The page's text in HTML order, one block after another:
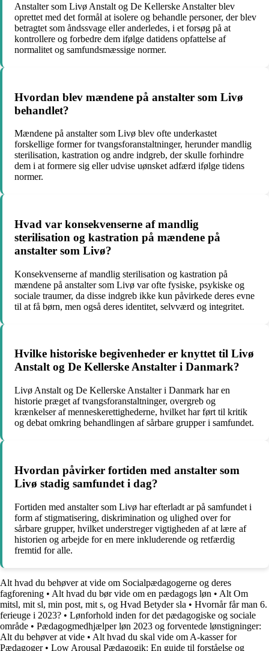
Anstalter som Livø Anstalt og De Kellerske Anstalter blev
oprettet med det formål at isolere og behandle personer, der blev
betragtet som åndssvage eller anderledes, i et forsøg på at
kontrollere og forbedre dem ifølge datidens opfattelse af
normalitet og samfundsmæssige normer.
Hvordan blev mændene på anstalter som Livø
behandlet?
Mændene på anstalter som Livø blev ofte underkastet
forskellige former for tvangsforanstaltninger, herunder mandlig
sterilisation, kastration og andre indgreb, der skulle forhindre
dem i at formere sig eller udvise uønsket adfærd ifølge tidens
normer.
Hvad var konsekvenserne af mandlig
sterilisation og kastration på mændene på
anstalter som Livø?
Konsekvenserne af mandlig sterilisation og kastration på
mændene på anstalter som Livø var ofte fysiske, psykiske og
sociale traumer, da disse indgreb ikke kun påvirkede deres evne
til at få børn, men også deres identitet, selvværd og integritet.
Hvilke historiske begivenheder er knyttet til Livø
Anstalt og De Kellerske Anstalter i Danmark?
Livø Anstalt og De Kellerske Anstalter i Danmark har en
historie præget af tvangsforanstaltninger, overgreb og
krænkelser af menneskerettighederne, hvilket har ført til kritik
og debat omkring behandlingen af sårbare grupper i samfundet.
Hvordan påvirker fortiden med anstalter som
Livø stadig samfundet i dag?
Fortiden med anstalter som Livø har efterladt ar på samfundet i
form af stigmatisering, diskrimination og ulighed over for
sårbare grupper, hvilket understreger vigtigheden af at lære af
historien og arbejde for en mere inkluderende og retfærdig
fremtid for alle.
Alt hvad du behøver at vide om Socialpædagogerne og deres
fagforening • Alt hvad du bør vide om en pædagogs løn • Alt Om
mitsl, mit sl, min post, mit s, og Hvad Betyder sla • Hvornår får man 6.
ferieuge i 2023? • Lønforhold inden for det pædagogiske og sociale
område • Pædagogmedhjælper løn 2023 og forventede lønstigninger:
Alt du behøver at vide • Alt hvad du skal vide om A-kasser for
Pædagoger• Low Arousal Pædagogik: En guide til forståelse og